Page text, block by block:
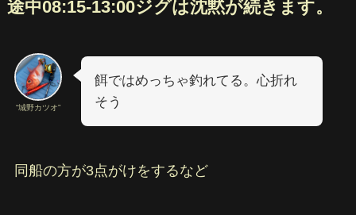
途中08:15-13:00ジグは沈黙が続きます。
“城野カツオ”
餌ではめっちゃ釣れてる。心折れ
そう
同船の方が3点がけをするなど